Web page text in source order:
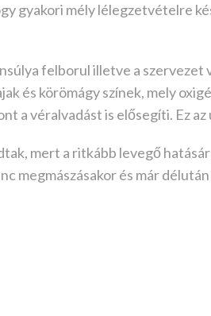
gyakori mély lélegzetvételre
felborul illetve a szervezet
és körömágy színek, mely
a véralvadást is elősegíti. Ez
mert a ritkább levegő
megmászásakor és már